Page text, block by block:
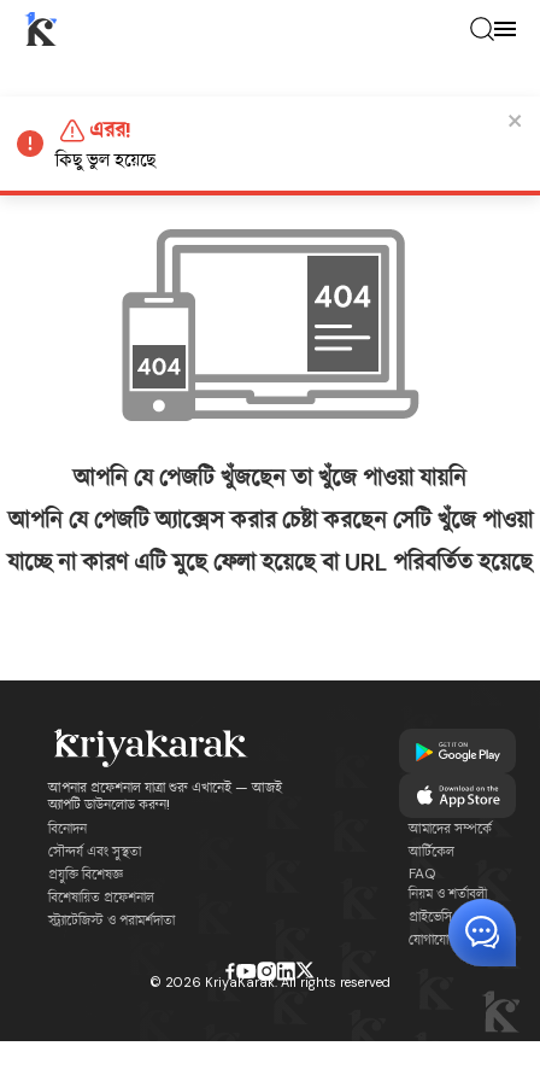
আপনি যে পেজটি খুঁজছেন তা খুঁজে পাওয়া যায়নি
আপনি যে পেজটি অ্যাক্সেস করার চেষ্টা করছেন সেটি খুঁজে পাওয়া
যাচ্ছে না কারণ এটি মুছে ফেলা হয়েছে বা URL পরিবর্তিত হয়েছে
আপনার প্রফেশনাল যাত্রা শুরু এখানেই — আজই
অ্যাপটি ডাউনলোড করুন!
বিনোদন
সৌন্দর্য এবং সুস্থতা
প্রযুক্তি বিশেষজ্ঞ
বিশেষায়িত প্রফেশনাল
স্ট্র্যাটেজিস্ট ও পরামর্শদাতা
আমাদের সম্পর্কে
আর্টিকেল
FAQ
নিয়ম ও শর্তাবলী
প্রাইভেসি পলিসি
যোগাযোগ
© 2026 KriyaKarak. All rights reserved
এরর!
কিছু ভুল হয়েছে